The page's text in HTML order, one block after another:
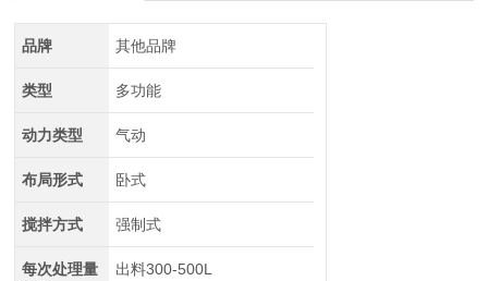
品牌 其他品牌
类型 多功能
动力类型 气动
布局形式 卧式
搅拌方式 强制式
每次处理量
出料300-500L